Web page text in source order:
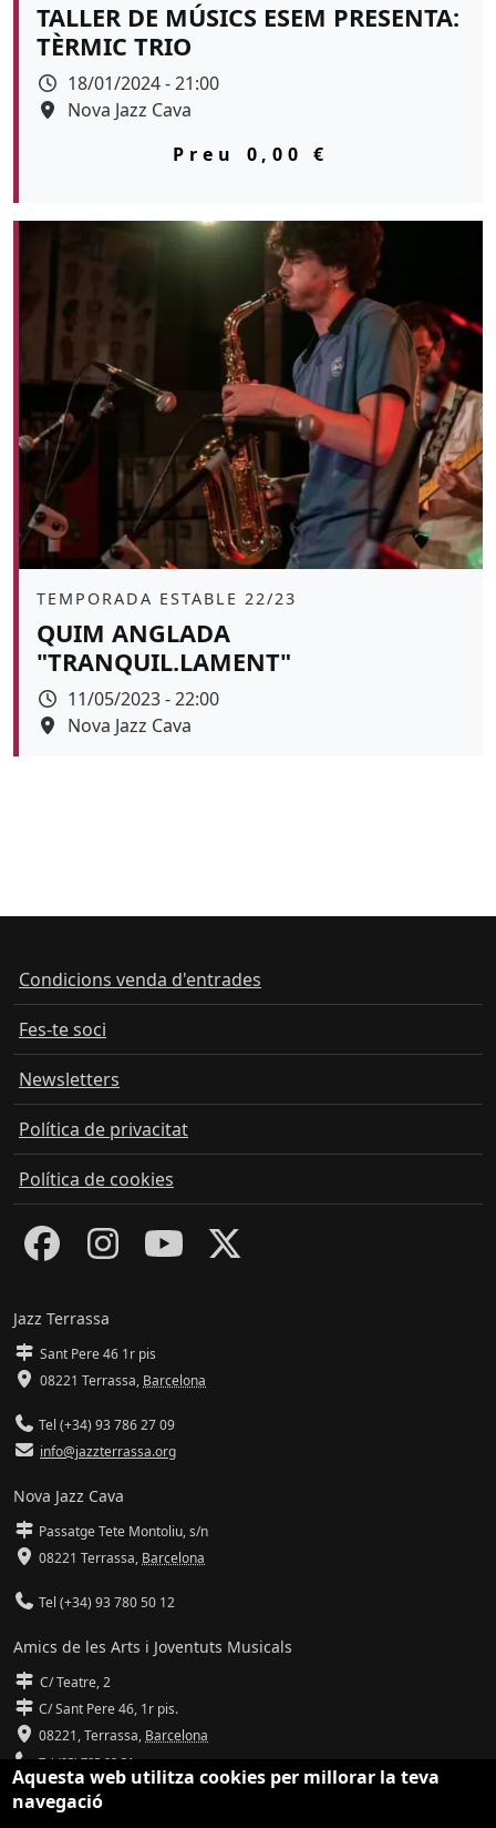
TALLER DE MÚSICS ESEM PRESENTA:
TÈRMIC TRIO
Data
18/01/2024 - 21:00
Espai
Nova Jazz Cava
Preu 0,00 €
Àmbit
TEMPORADA ESTABLE 22/23
QUIM ANGLADA
"TRANQUIL.LAMENT"
Data
11/05/2023 - 22:00
Espai
Nova Jazz Cava
Condicions venda d'entrades
Fes-te soci
Newsletters
Política de privacitat
Política de cookies
Jazz Terrassa
Sant Pere 46 1r pis
08221 Terrassa, Barcelona
Tel (+34) 93 786 27 09
info@jazzterrassa.org
Nova Jazz Cava
Passatge Tete Montoliu, s/n
08221 Terrassa, Barcelona
Tel (+34) 93 780 50 12
Amics de les Arts i Joventuts Musicals
C/ Teatre, 2
C/ Sant Pere 46, 1r pis.
08221,Terrassa, Barcelona
Tel (93) 785 92 31
info@amicsdelesarts-jjmm.cat
Aquesta web utilitza cookies per millorar la teva
navegació